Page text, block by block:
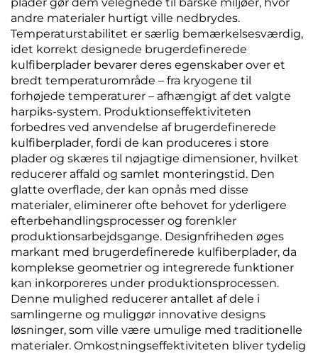
andre materialer hurtigt ville nedbrydes.
Temperaturstabilitet er særlig bemærkelsesværdig,
idet korrekt designede brugerdefinerede
kulfiberplader bevarer deres egenskaber over et
bredt temperaturområde – fra kryogene til
forhøjede temperaturer – afhængigt af det valgte
harpiks-system. Produktionseffektiviteten
forbedres ved anvendelse af brugerdefinerede
kulfiberplader, fordi de kan produceres i store
plader og skæres til nøjagtige dimensioner, hvilket
reducerer affald og samlet monteringstid. Den
glatte overflade, der kan opnås med disse
materialer, eliminerer ofte behovet for yderligere
efterbehandlingsprocesser og forenkler
produktionsarbejdsgange. Designfriheden øges
markant med brugerdefinerede kulfiberplader, da
komplekse geometrier og integrerede funktioner
kan inkorporeres under produktionsprocessen.
Denne mulighed reducerer antallet af dele i
samlingerne og muliggør innovative designs
løsninger, som ville være umulige med traditionelle
materialer. Omkostningseffektiviteten bliver tydelig